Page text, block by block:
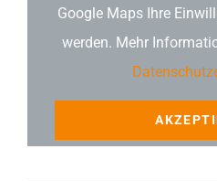
Google Maps Ihre
werden. Mehr